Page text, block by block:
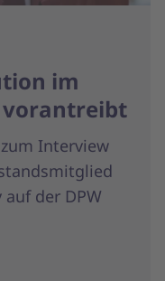
im
Interview
der DPW